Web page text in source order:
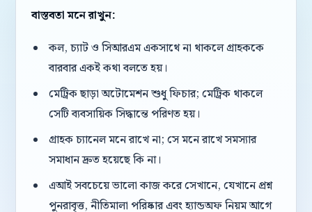
বাস্তবতা মনে রাখুন:
কল, চ্যাট ও সিআরএম একসাথে না থাকলে গ্রাহককে
বারবার একই কথা বলতে হয়।
মেট্রিক ছাড়া অটোমেশন শুধু ফিচার; মেট্রিক থাকলে
সেটি ব্যবসায়িক সিদ্ধান্তে পরিণত হয়।
গ্রাহক চ্যানেল মনে রাখে না; সে মনে রাখে সমস্যার
সমাধান দ্রুত হয়েছে কি না।
এআই সবচেয়ে ভালো কাজ করে সেখানে, যেখানে প্রশ্ন
পুনরাবৃত্ত, নীতিমালা পরিষ্কার এবং হ্যান্ডঅফ নিয়ম আগে